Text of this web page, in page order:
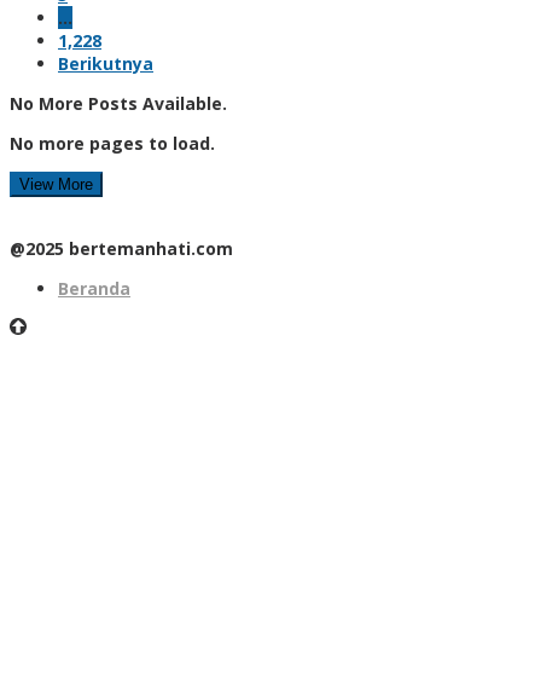
…
1,228
Berikutnya
No More Posts Available.
No more pages to load.
View More
@2025 bertemanhati.com
Beranda